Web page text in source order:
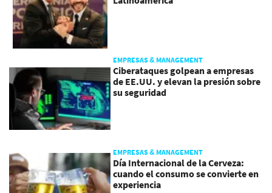
EMPRESAS & MANAGEMENT
Ciberataques golpean a empresas
de EE.UU. y elevan la presión sobre
su seguridad
EMPRESAS & MANAGEMENT
Día Internacional de la Cerveza:
cuando el consumo se convierte en
experiencia